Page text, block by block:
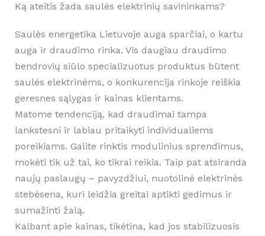
Ką ateitis žada saulės elektrinių savininkams?
Saulės energetika Lietuvoje auga sparčiai, o kartu
auga ir draudimo rinka. Vis daugiau draudimo
bendrovių siūlo specializuotus produktus būtent
saulės elektrinėms, o konkurencija rinkoje reiškia
geresnes sąlygas ir kainas klientams.
Matome tendenciją, kad draudimai tampa
lankstesni ir labiau pritaikyti individualiems
poreikiams. Galite rinktis modulinius sprendimus,
mokėti tik už tai, ko tikrai reikia. Taip pat atsiranda
naujų paslaugų – pavyzdžiui, nuotolinė elektrinės
stebėsena, kuri leidžia greitai aptikti gedimus ir
sumažinti žalą.
Kalbant apie kainas, tikėtina, kad jos stabilizuosis